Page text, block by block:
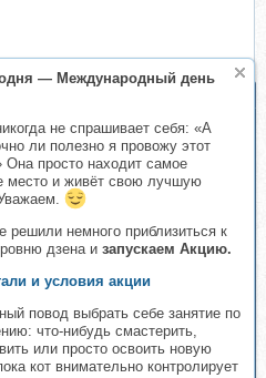
— Международный день
не спрашивает себя: «А
ли полезно я провожу этот
Она просто находит самое
место и живёт свою лучшую
решили немного приблизиться к
дзена и запускаем Акцию.
и условия акции
повод выбрать себе занятие по
что-нибудь смастерить,
или просто освоить новую
кот внимательно контролирует
возможностей,
Лайт - 2021 (Александра
Жизнь В Ритме Алгоритма
памяти (Мария
Путь свободного
Алексеева)